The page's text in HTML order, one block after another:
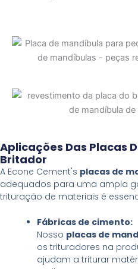
Aplicações Das Placas
Britador
A Econe Cement's placas de
adequados para uma ampla
trituração de materiais é
Fábricas de cimento:
Nosso placas de
os trituradores na
ajudam a triturar